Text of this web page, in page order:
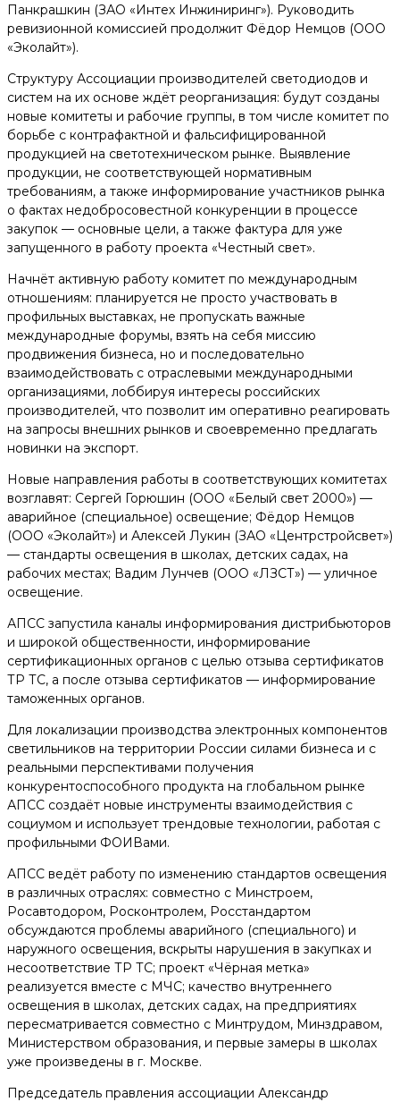
Панкрашкин (ЗАО «Интех Инжиниринг»). Руководить
ревизионной комиссией продолжит Фёдор Немцов (ООО
«Эколайт»).
Структуру Ассоциации производителей светодиодов и
систем на их основе ждёт реорганизация:​ будут созданы
новые комитеты и рабочие группы, в том числе комитет по
борьбе с контрафактной и фальсифицированной
продукцией на светотехническом рынке. Выявление
продукции, не соответствующей нормативным
требованиям, а также информирование участников рынка
о фактах недобросовестной конкуренции в процессе
закупок​ — основные цели, а также фактура для уже
запущенного в работу проекта «Честный свет».
Начнёт активную работу комитет по международным
отношениям: планируется не просто участвовать в
профильных выставках, не пропускать важные
международные форумы, взять на себя миссию
продвижения бизнеса, но и последовательно
взаимодействовать с отраслевыми международными
организациями, лоббируя интересы российских
производителей, что позволит им оперативно реагировать
на запросы внешних рынков и своевременно предлагать
новинки на экспорт.
Новые направления работы в соответствующих комитетах
возглавят: Сергей Горюшин (ООО «Белый свет 2000») —
аварийное (специальное) освещение; Фёдор Немцов
(ООО «Эколайт») и Алексей Лукин (ЗАО «Центрстройсвет»)
— стандарты освещения в школах, детских садах, на
рабочих местах; Вадим Лунчев (ООО «ЛЗСТ») — уличное
освещение.
АПСС запустила каналы информирования дистрибьюторов
и широкой общественности, информирование
сертификационных органов с целью отзыва сертификатов
ТР ТС, а после отзыва сертификатов​ — информирование
таможенных органов.
Для локализации производства электронных компонентов
светильников на территории России силами бизнеса и с
реальными перспективами получения
конкурентоспособного продукта на глобальном рынке
АПСС создаёт новые инструменты взаимодействия с
социумом и использует трендовые технологии, работая с
профильными ФОИВами.
АПСС ведёт работу по изменению стандартов освещения
в различных отраслях: совместно с Минстроем,
Росавтодором, Росконтролем, Росстандартом
обсуждаются проблемы аварийного (специального) и
наружного освещения, вскрыты нарушения в закупках и
несоответствие ТР ТС; проект «Чёрная метка»
реализуется вместе с МЧС; качество внутреннего
освещения в школах, детских садах, на предприятиях
пересматривается совместно с Минтрудом, Минздравом,
Министерством образования, и первые замеры в школах
уже произведены в г. Москве.
Председатель правления ассоциации Александр